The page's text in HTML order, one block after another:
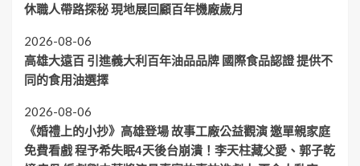
休職人帶路探秘 現地展回顧百年機廠歲月
2026-08-06
高雄大遠百 引進義大利百年油品品牌 國際食品認證 提供不
同的食用油選擇
2026-08-06
《婚禮上的小抄》高雄登場 故事工廠公益觀演 邀單親家庭
免費看戲 程予希失眠4天後台崩潰！李天柱藏父愛、郭子乾